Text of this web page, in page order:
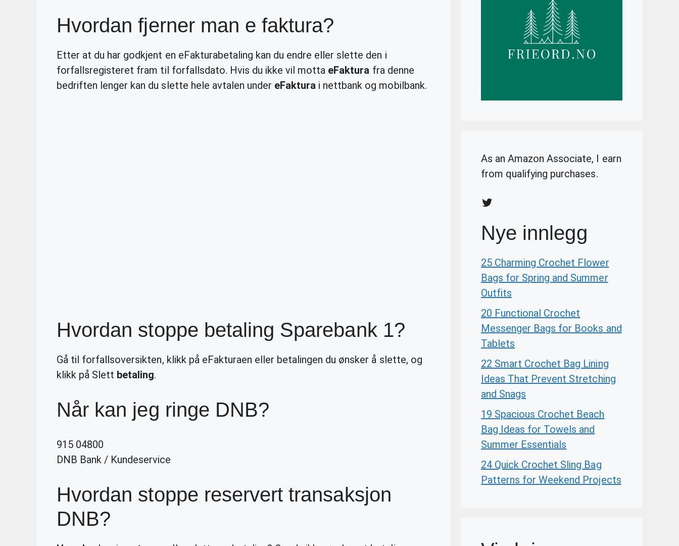
Hvordan fjerner man e faktura?
Etter at du har godkjent en eFakturabetaling kan du endre eller slette den i
forfallsregisteret fram til forfallsdato. Hvis du ikke vil motta eFaktura fra denne
bedriften lenger kan du slette hele avtalen under eFaktura i nettbank og mobilbank.
Hvordan stoppe betaling Sparebank 1?
Gå til forfallsoversikten, klikk på eFakturaen eller betalingen du ønsker å slette, og
klikk på Slett betaling.
Når kan jeg ringe DNB?
915 04800
DNB Bank / Kundeservice
Hvordan stoppe reservert transaksjon
DNB?
As an Amazon Associate, I earn
from qualifying purchases.
Twitter
Nye innlegg
25 Charming Crochet Flower
Bags for Spring and Summer
Outfits
20 Functional Crochet
Messenger Bags for Books and
Tablets
22 Smart Crochet Bag Lining
Ideas That Prevent Stretching
and Snags
19 Spacious Crochet Beach
Bag Ideas for Towels and
Summer Essentials
24 Quick Crochet Sling Bag
Patterns for Weekend Projects